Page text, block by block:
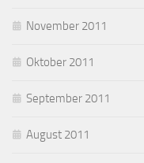
November 2011
Oktober 2011
September 2011
August 2011